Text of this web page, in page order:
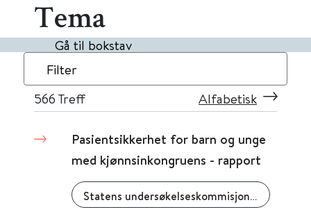
Tema
Gå til bokstav
Filter
566 Treff Alfabetisk
Pasientsikkerhet for barn og unge
med kjønnsinkongruens - rapport
Statens undersøkelseskommisjon for helse- og omsorgstjenesten (UKOM)